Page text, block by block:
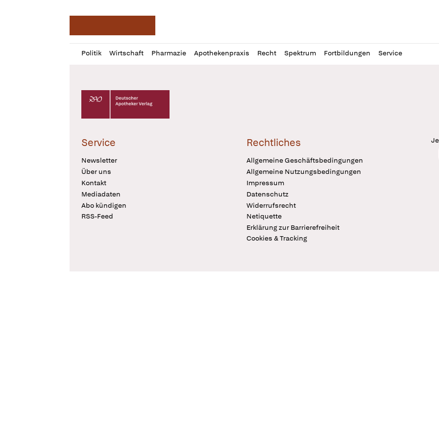
Politik Wirtschaft Pharmazie Apothekenpraxis Recht Spektrum Fortbildungen Service
Profil
öffnen
Daz
Pur
Deutscher Apotheker Verlag Logo
Service
Newsletter
Über uns
Kontakt
Mediadaten
Abo kündigen
RSS-Feed
Rechtliches
Allgemeine Geschäftsbedingungen
Allgemeine Nutzungsbedingungen
Impressum
Datenschutz
Widerrufsrecht
Netiquette
Erklärung zur Barrierefreiheit
Cookies & Tracking